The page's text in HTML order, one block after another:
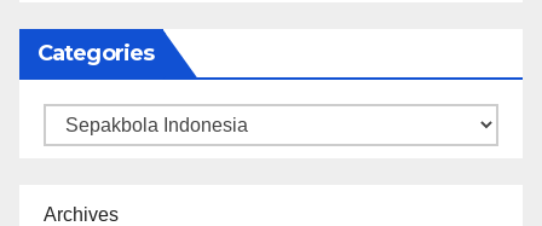
Categories
Categories
Archives